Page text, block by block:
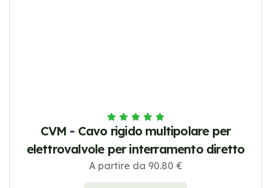
CVM - Cavo rigido multipolare per
elettrovalvole per interramento diretto
A partire da 90.80 €